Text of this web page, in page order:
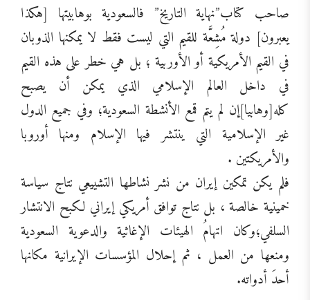
صاحب كتاب”نهاية التاريخ” فالسعودية بوهابيتها [هكذا
يعبرون] دولة مُشِعَّة للقيم التي ليست فقط لا يمكنها الذوبان
في القيم الأمريكية أو الأوربية ؛ بل هي خطر على هذه القيم
في داخل العالم الإسلامي الذي يمكن أن يصبح
كله[وهابيا]إن لم يتم قمع الأنشطة السعودية؛ وفي جميع الدول
غير الإسلامية التي ينتشر فيها الإسلام ومنها أوروبا
والأمريكتين .
فلم يكن تمكين إيران من نشر نشاطها التشييعي نتاج سياسة
خمينية خالصة ، بل نتاج توافق أمريكي إيراني لكبح الانتشار
السلفي؛وكان اتهامُ الهيئات الإغاثية والدعوية السعودية
ومنعها من العمل ، ثم إحلال المؤسسات الإيرانية مكانها
أحدَ أدواته.